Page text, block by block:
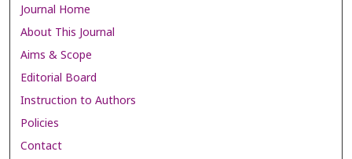
Journal Home
About This Journal
Aims & Scope
Editorial Board
Instruction to Authors
Policies
Contact